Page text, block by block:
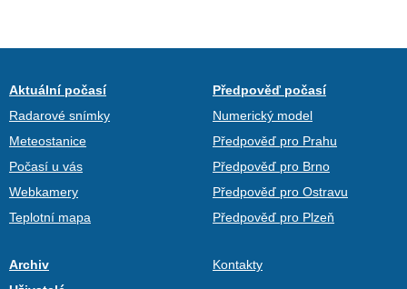
Aktuální počasí
Radarové snímky
Meteostanice
Počasí u vás
Webkamery
Teplotní mapa
Předpověď počasí
Numerický model
Předpověď pro Prahu
Předpověď pro Brno
Předpověď pro Ostravu
Předpověď pro Plzeň
Archiv
Kontakty